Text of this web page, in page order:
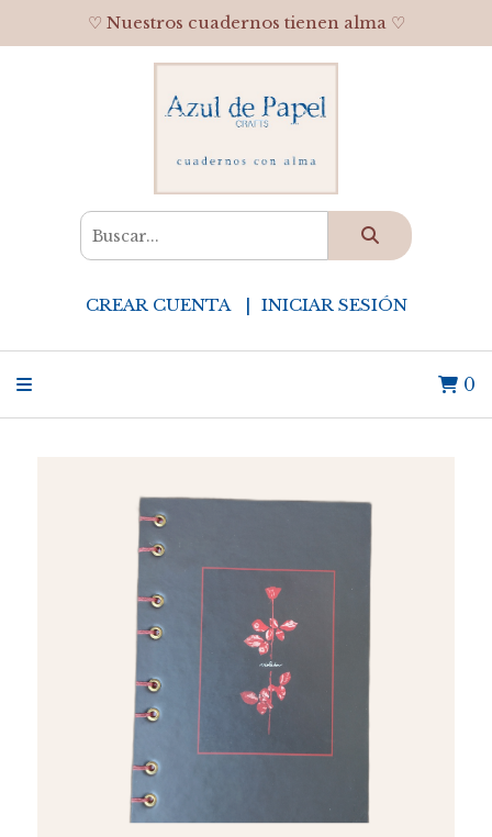
♡ Nuestros cuadernos tienen alma ♡
CREAR CUENTA INICIAR SESIÓN
0